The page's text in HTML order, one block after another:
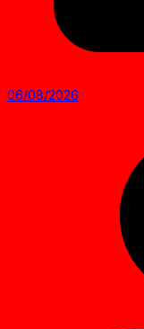
06/08/2026